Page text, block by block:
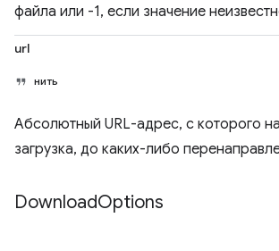
файла или -1, если значение
url
нить
Абсолютный URL-адрес, с которого
загрузка, до каких-либо
DownloadOptions